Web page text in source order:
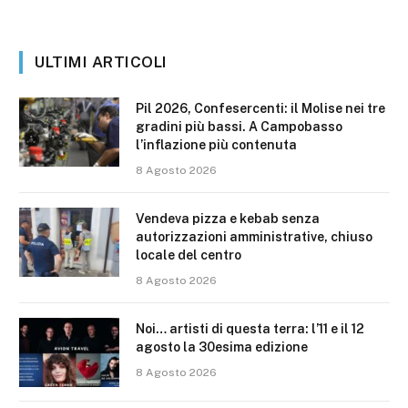
ULTIMI ARTICOLI
Pil 2026, Confesercenti: il Molise nei tre
gradini più bassi. A Campobasso
l’inflazione più contenuta
8 Agosto 2026
Vendeva pizza e kebab senza
autorizzazioni amministrative, chiuso
locale del centro
8 Agosto 2026
Noi… artisti di questa terra: l’11 e il 12
agosto la 30esima edizione
8 Agosto 2026